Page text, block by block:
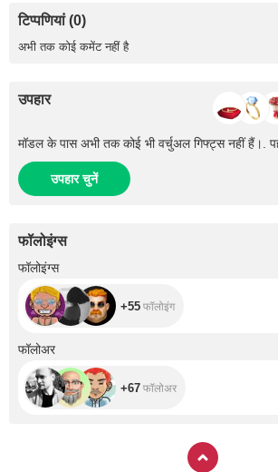
टिप्पणियां (0)
अभी तक कोई कमेंट नहीं है
उपहार
मॉडल के पास अभी तक कोई भी वर्चुअल गिफ्ट्स नहीं हैं।.
उपहार चुनें
फॉलोइंग्स
फॉलोइंग्स
+55 फॉलोइंग
फॉलोअर
+67 फॉलोअर